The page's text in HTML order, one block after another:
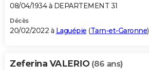
08/04/1934 à DEPARTEMENT 31
Décès
20/02/2022 à Laguépie (Tarn-et-Garonne)
Zeferina VALERIO (86 ans)